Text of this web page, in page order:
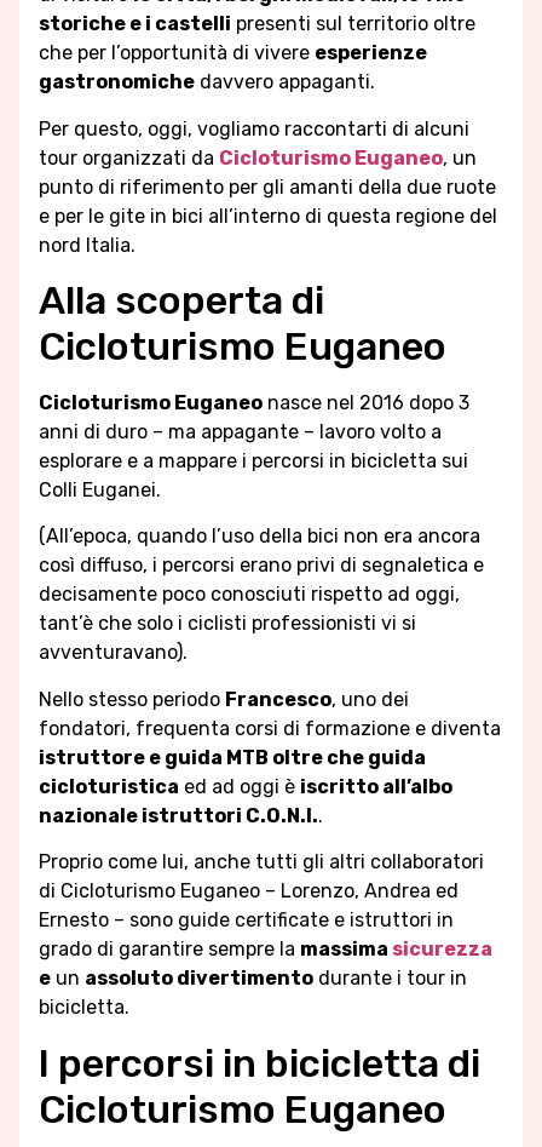
storiche e i castelli presenti sul territorio oltre
che per l’opportunità di vivere esperienze
gastronomiche davvero appaganti.
Per questo, oggi, vogliamo raccontarti di alcuni
tour organizzati da Cicloturismo Euganeo, un
punto di riferimento per gli amanti della due ruote
e per le gite in bici all’interno di questa regione del
nord Italia.
Alla scoperta di
Cicloturismo Euganeo
Cicloturismo Euganeo nasce nel 2016 dopo 3
anni di duro – ma appagante – lavoro volto a
esplorare e a mappare i percorsi in bicicletta sui
Colli Euganei.
(All’epoca, quando l’uso della bici non era ancora
così diffuso, i percorsi erano privi di segnaletica e
decisamente poco conosciuti rispetto ad oggi,
tant’è che solo i ciclisti professionisti vi si
avventuravano).
Nello stesso periodo Francesco, uno dei
fondatori, frequenta corsi di formazione e diventa
istruttore e guida MTB oltre che guida
cicloturistica ed ad oggi è iscritto all’albo
nazionale istruttori C.O.N.I..
Proprio come lui, anche tutti gli altri collaboratori
di Cicloturismo Euganeo – Lorenzo, Andrea ed
Ernesto – sono guide certificate e istruttori in
grado di garantire sempre la massima sicurezza
e un assoluto divertimento durante i tour in
bicicletta.
I percorsi in bicicletta di
Cicloturismo Euganeo